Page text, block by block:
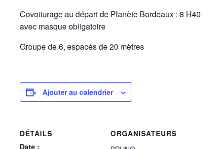
Covoiturage au départ de Planète Bordeaux : 8 H40
avec masque obligatoire
Groupe de 6, espacés de 20 mètres
Ajouter au calendrier
DÉTAILS
Date :
ORGANISATEURS